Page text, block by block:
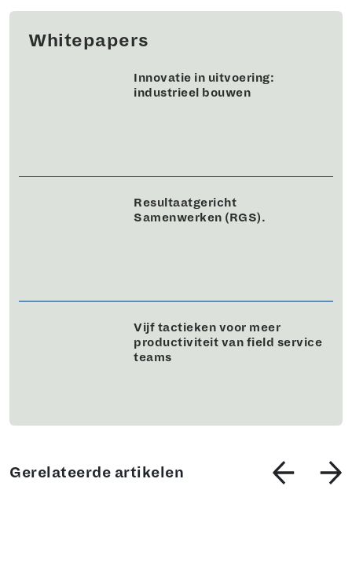
Whitepapers
Innovatie in uitvoering:
industrieel bouwen
Resultaatgericht
Samenwerken (RGS).
Vijf tactieken voor meer
productiviteit van field service
teams
Gerelateerde artikelen